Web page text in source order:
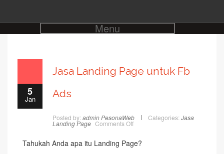
Menu
5
Jan
Jasa Landing Page untuk Fb
Ads
Posted by: admin PesonaWeb Categories: Jasa
Landing Page Comments Offon
Page
untuk
Tahukah Anda apa itu Landing Page?